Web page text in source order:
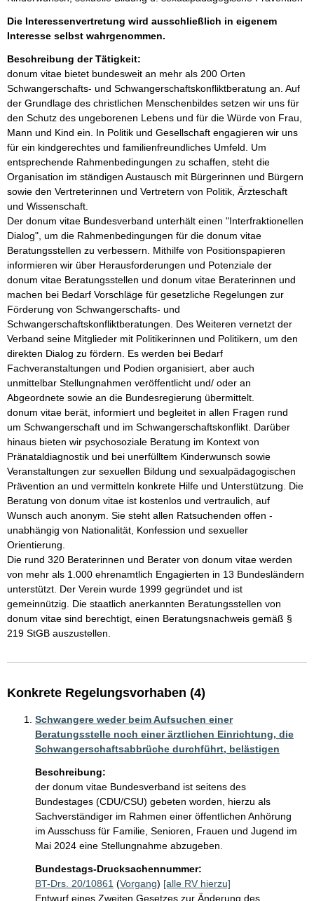
Die Interessenvertretung wird ausschließlich in eigenem
Interesse selbst wahrgenommen.
Beschreibung der Tätigkeit:
donum vitae bietet bundesweit an mehr als 200 Orten
Schwangerschafts- und Schwangerschaftskonfliktberatung an. Auf
der Grundlage des christlichen Menschenbildes setzen wir uns für
den Schutz des ungeborenen Lebens und für die Würde von Frau,
Mann und Kind ein. In Politik und Gesellschaft engagieren wir uns
für ein kindgerechtes und familienfreundliches Umfeld. Um
entsprechende Rahmenbedingungen zu schaffen, steht die
Organisation im ständigen Austausch mit Bürgerinnen und Bürgern
sowie den Vertreterinnen und Vertretern von Politik, Ärzteschaft
und Wissenschaft.
Der donum vitae Bundesverband unterhält einen "Interfraktionellen
Dialog", um die Rahmenbedingungen für die donum vitae
Beratungsstellen zu verbessern. Mithilfe von Positionspapieren
informieren wir über Herausforderungen und Potenziale der
donum vitae Beratungsstellen und donum vitae Beraterinnen und
machen bei Bedarf Vorschläge für gesetzliche Regelungen zur
Förderung von Schwangerschafts- und
Schwangerschaftskonfliktberatungen. Des Weiteren vernetzt der
Verband seine Mitglieder mit Politikerinnen und Politikern, um den
direkten Dialog zu fördern. Es werden bei Bedarf
Fachveranstaltungen und Podien organisiert, aber auch
unmittelbar Stellungnahmen veröffentlicht und/ oder an
Abgeordnete sowie an die Bundesregierung übermittelt.
donum vitae berät, informiert und begleitet in allen Fragen rund
um Schwangerschaft und im Schwangerschaftskonflikt. Darüber
hinaus bieten wir psychosoziale Beratung im Kontext von
Pränataldiagnostik und bei unerfülltem Kinderwunsch sowie
Veranstaltungen zur sexuellen Bildung und sexualpädagogischen
Prävention an und vermitteln konkrete Hilfe und Unterstützung. Die
Beratung von donum vitae ist kostenlos und vertraulich, auf
Wunsch auch anonym. Sie steht allen Ratsuchenden offen -
unabhängig von Nationalität, Konfession und sexueller
Orientierung.
Die rund 320 Beraterinnen und Berater von donum vitae werden
von mehr als 1.000 ehrenamtlich Engagierten in 13 Bundesländern
unterstützt. Der Verein wurde 1999 gegründet und ist
gemeinnützig. Die staatlich anerkannten Beratungsstellen von
donum vitae sind berechtigt, einen Beratungsnachweis gemäß §
219 StGB auszustellen.
Konkrete Regelungsvorhaben (4)
Schwangere weder beim Aufsuchen einer
Beratungsstelle noch einer ärztlichen Einrichtung, die
Schwangerschaftsabbrüche durchführt, belästigen
Beschreibung:
der donum vitae Bundesverband ist seitens des
Bundestages (CDU/CSU) gebeten worden, hierzu als
Sachverständiger im Rahmen einer öffentlichen Anhörung
im Ausschuss für Familie, Senioren, Frauen und Jugend im
Mai 2024 eine Stellungnahme abzugeben.
Bundestags-Drucksachennummer:
BT-Drs. 20/10861 (Vorgang) [alle RV hierzu]
Entwurf eines Zweiten Gesetzes zur Änderung des